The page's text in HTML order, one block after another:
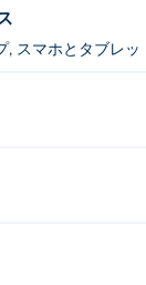
使用して鉱山を
、ユニットを出
Clash を作
は
らの Poki での
Clashを無
いですか?
, スマホとタブレッ